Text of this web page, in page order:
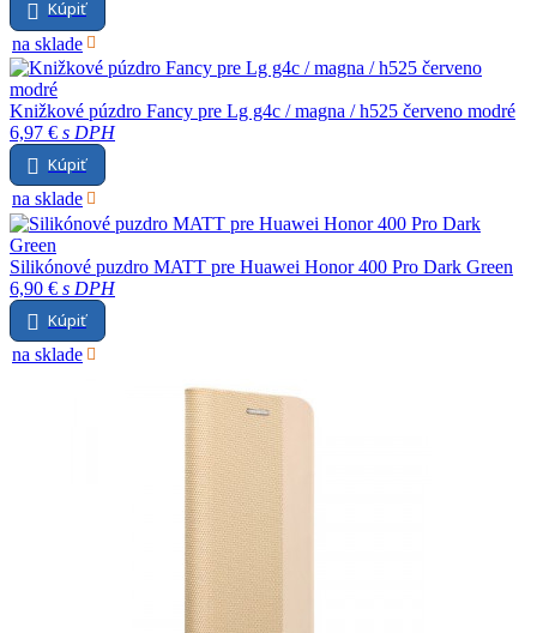
Kúpiť
na sklade
Knižkové púzdro Fancy pre Lg g4c / magna / h525 červeno modré
6,97 € s DPH
Kúpiť
na sklade
Silikónové puzdro MATT pre Huawei Honor 400 Pro Dark Green
6,90 € s DPH
Kúpiť
na sklade